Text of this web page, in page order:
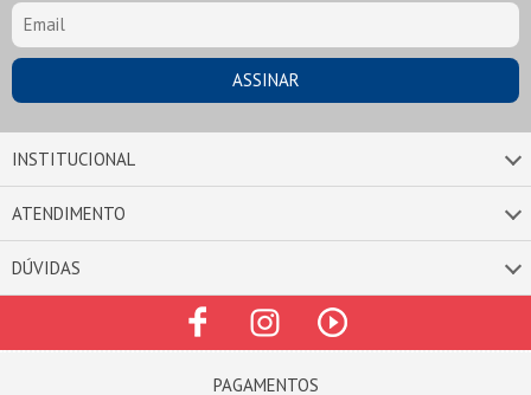
INSTITUCIONAL
ATENDIMENTO
DÚVIDAS